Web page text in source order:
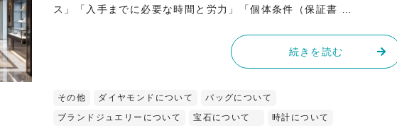
ス」「入手までに必要な時間と労力」「個体条件（保証書 …
続きを読む
その他 ダイヤモンドについて
バッグについて
ブランドジュエリーについて
宝石について
時計について